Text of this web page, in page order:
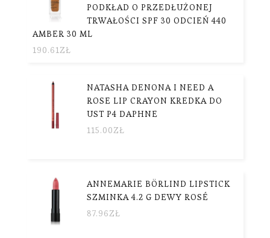
PODKŁAD O PRZEDŁUŻONEJ
TRWAŁOŚCI SPF 30 ODCIEŃ 440
AMBER 30 ML
190.61ZŁ
NATASHA DENONA I NEED A
ROSE LIP CRAYON KREDKA DO
UST P4 DAPHNE
115.00ZŁ
ANNEMARIE BÖRLIND LIPSTICK
SZMINKA 4.2 G DEWY ROSÉ
87.96ZŁ